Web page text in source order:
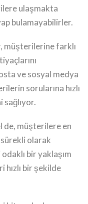
ulaşmakta
bulamayabilirler.
müşterilerine farklı
ve sosyal medya
sorularına hızlı
sağlıyor.
de, müşterilere en
olarak
bir yaklaşım
bir şekilde